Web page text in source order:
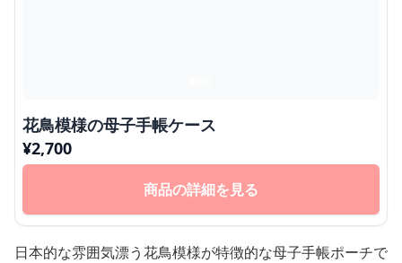
花鳥模様の母子手帳ケース
¥2,700
商品の詳細を見る
日本的な雰囲気漂う花鳥模様が特徴的な母子手帳ポーチで